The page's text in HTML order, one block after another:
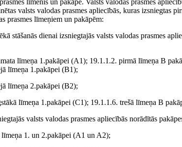
līmenis un pakāpe. Valsts valodas prasmes
valsts valodas prasmes apliecībās, kuras izsniegtas
prasmes līmeņiem un pakāpēm:
stāšanās dienai izsniegtajās valsts valodas prasmes
līmeņa 1.pakāpei (A1); 19.1.1.2. pirmā līmeņa B
līmeņa 1.pakāpei (B1);
līmeņa 2.pakāpei (B2);
līmeņa 1.pakāpei (C1); 19.1.1.6. trešā līmeņa B
valsts valodas prasmes apliecībās norādītās
1. un 2.pakāpei (A1 un A2);